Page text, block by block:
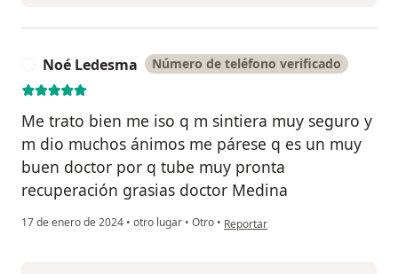
Noé Ledesma Número de teléfono verificado
Me trato bien me iso q m sintiera muy seguro y
m dio muchos ánimos me párese q es un muy
buen doctor por q tube muy pronta
recuperación grasias doctor Medina
17 de enero de 2024 • otro lugar • Otro • en opinión del usuario Noé
Reportar